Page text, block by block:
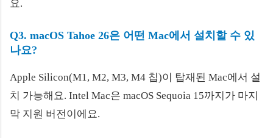
요.
Q3. macOS Tahoe 26은 어떤 Mac에서 설치할 수 있
나요?
Apple Silicon(M1, M2, M3, M4 칩)이 탑재된 Mac에서 설
치 가능해요. Intel Mac은 macOS Sequoia 15까지가 마지
막 지원 버전이에요.